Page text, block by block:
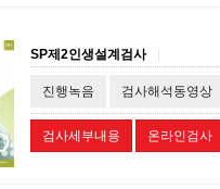
SP제2인생설계검사
진행녹음 검사해석동영상
검사세부내용 온라인검사